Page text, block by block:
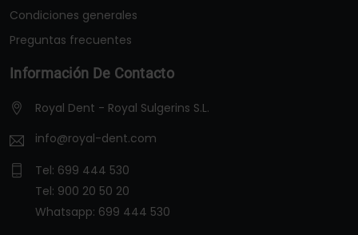
Condiciones generales
Preguntas frecuentes
Información De Contacto
Royal Dent - Royal Sulgerins S.L.
info@royal-dent.com
Tel: 699 444 530
Tel: 900 20 50 20
Whatsapp: 699 444 530